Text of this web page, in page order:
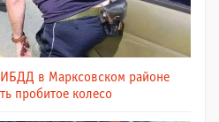
в Марксовском районе
пробитое колесо